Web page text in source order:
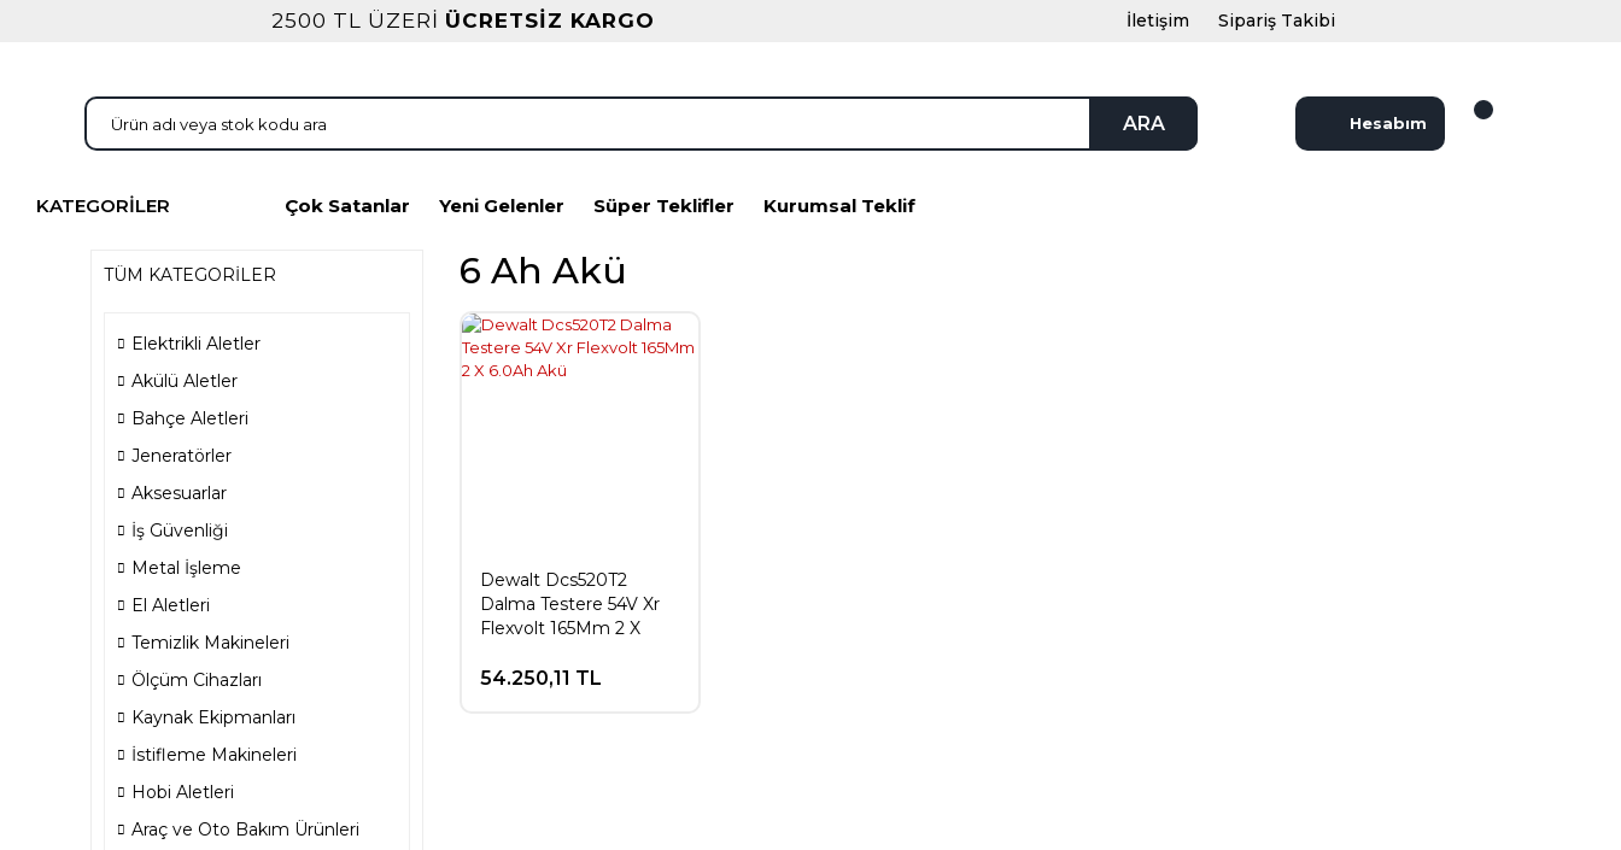
2500 TL ÜZERİ ÜCRETSİZ KARGO İletişim Sipariş Takibi
ARA Hesabım
KATEGORİLER Çok Satanlar Yeni Gelenler Süper Teklifler Kurumsal Teklif
TÜM KATEGORİLER
Elektrikli Aletler
Akülü Aletler
Bahçe Aletleri
Jeneratörler
Aksesuarlar
İş Güvenliği
Metal İşleme
El Aletleri
Temizlik Makineleri
Ölçüm Cihazları
Kaynak Ekipmanları
İstifleme Makineleri
Hobi Aletleri
Araç ve Oto Bakım Ürünleri
6 Ah Akü
Dewalt Dcs520T2
Dalma Testere 54V Xr
Flexvolt 165Mm 2 X
54.250,11 TL